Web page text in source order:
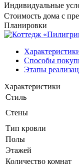
Индивидуальные
Стоимость дома с
Планировки
Способы
Этапы
Характеристики
Стиль
Стены
Тип кровли
Полы
Этажей
Количество комнат